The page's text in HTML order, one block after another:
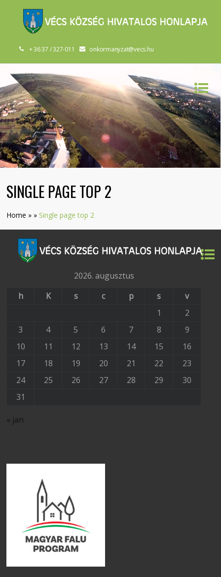
+ 36 37 / 327-011 onkormanyzat@vecs.hu
SINGLE PAGE TOP 2
Home » » Single page top 2
2026. augusztus
h
K s c p s
v
1
2
3
4 5 6 7 8
9
10
11 12 13 14 15
16
17
18 19 20 21 22
23
24
25 26 27 28 29
30
31
« jan